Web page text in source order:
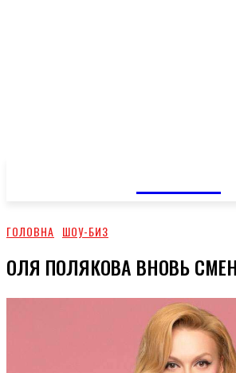
ГОЛОВНА ШОУ-БИЗ
ОЛЯ ПОЛЯКОВА ВНОВЬ